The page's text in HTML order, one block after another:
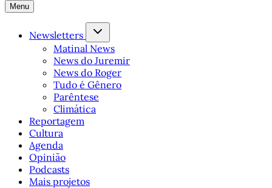
Menu
Newsletters
Matinal News
News do Juremir
News do Roger
Tudo é Gênero
Parêntese
Climática
Reportagem
Cultura
Agenda
Opinião
Podcasts
Mais projetos